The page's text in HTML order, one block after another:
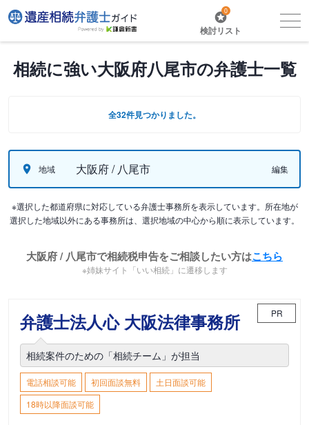
0
検討リスト
相続に強い大阪府八尾市の弁護士一覧
全32件見つかりました。
地域 大阪府 / 八尾市 編集
※選択した都道府県に対応している弁護士事務所を表示しています。所在地が
選択した地域以外にある事務所は、選択地域の中心から順に表示しています。
大阪府 / 八尾市で相続税申告をご相談したい方はこちら
※姉妹サイト「いい相続」に遷移します
弁護士法人心 大阪法律事務所 PR
相続案件のための「相続チーム」が担当
電話相談可能 初回面談無料
土日面談可能
18時以降面談可能